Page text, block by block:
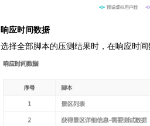
响应时间数据
选择全部脚本的压测结果时，在响应时